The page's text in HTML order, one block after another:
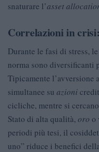
snaturare l’asset
Correlazioni in
Durante le fasi di stress, le
norma sono diversificanti
Tipicamente l’avversione
simultanee su azioni
cicliche, mentre si cercano
Stato di alta qualità, oro o
periodi più tesi, il
uno” riduce i benefici